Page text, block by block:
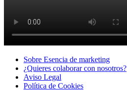
Sobre Esencia de marketing
¿Quieres colaborar con nosotros?
Aviso Legal
Polí­tica de Cookies